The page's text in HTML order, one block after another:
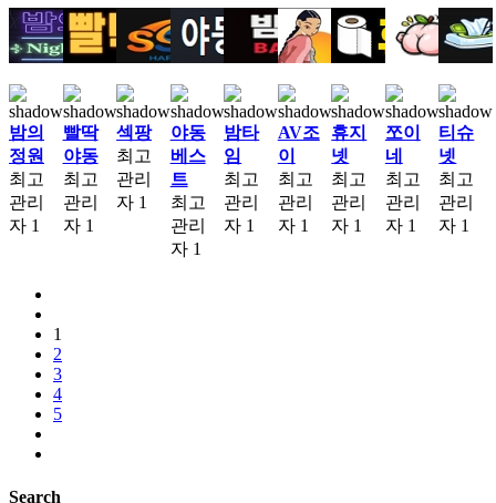
밤의
정원
최고
관리
자 1
빨딱
야동
최고
관리
자 1
섹팡
최고
관리
자 1
야동
베스
트
최고
관리
자 1
밤타
임
최고
관리
자 1
AV조
이
최고
관리
자 1
휴지
넷
최고
관리
자 1
쪼이
네
최고
관리
자 1
티슈
넷
최고
관리
자 1
1
2
3
4
5
Search